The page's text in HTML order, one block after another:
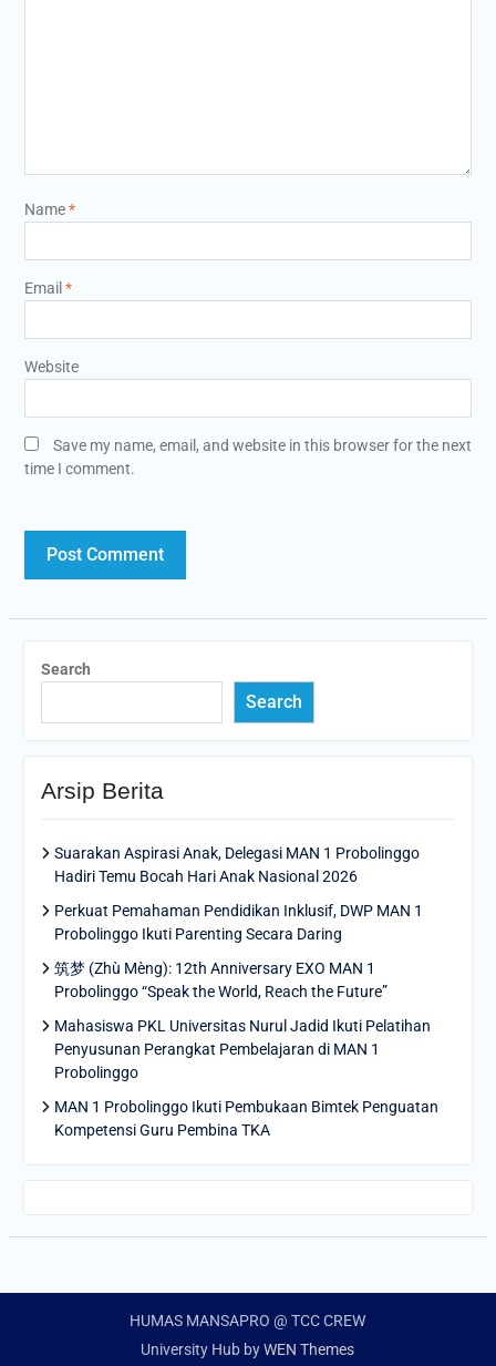
Name*
Email *
Website
Save my name, email, and website in this browser for the next
time I comment.
Search
Search
Arsip Berita
Suarakan Aspirasi Anak, Delegasi MAN 1 Probolinggo
Hadiri Temu Bocah Hari Anak Nasional 2026
Perkuat Pemahaman Pendidikan Inklusif, DWP MAN 1
Probolinggo Ikuti Parenting Secara Daring
筑梦 (Zhù Mèng): 12th Anniversary EXO MAN 1
Probolinggo “Speak the World, Reach the Future”
Mahasiswa PKL Universitas Nurul Jadid Ikuti Pelatihan
Penyusunan Perangkat Pembelajaran di MAN 1
Probolinggo
MAN 1 Probolinggo Ikuti Pembukaan Bimtek Penguatan
Kompetensi Guru Pembina TKA
HUMAS MANSAPRO @ TCC CREW
University Hub byWEN Themes